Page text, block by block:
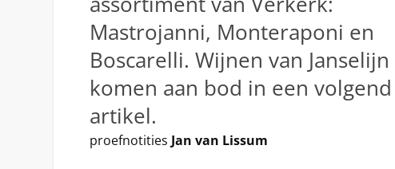
Mastrojanni, Monteraponi en
Boscarelli. Wijnen van Janselijn
komen aan bod in een volgend
artikel.
proefnotities Jan van Lissum